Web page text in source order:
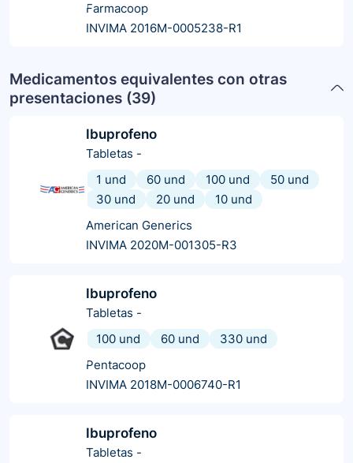
Farmacoop
INVIMA 2016M-0005238-R1
Medicamentos equivalentes con otras
presentaciones (39)
Ibuprofeno
Tabletas -
1 und
60 und 100 und
50 und
30 und
20 und
10 und
American Generics
INVIMA 2020M-001305-R3
Ibuprofeno
Tabletas -
100 und
60 und
330 und
Pentacoop
INVIMA 2018M-0006740-R1
Ibuprofeno
Tabletas -